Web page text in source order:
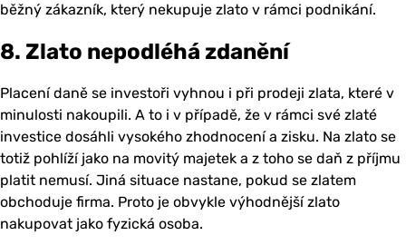
běžný zákazník, který nekupuje zlato v rámci podnikání.
8. Zlato nepodléhá zdanění
Placení daně se investoři vyhnou i při prodeji zlata, které v
minulosti nakoupili. A to i v případě, že v rámci své zlaté
investice dosáhli vysokého zhodnocení a zisku. Na zlato se
totiž pohlíží jako na movitý majetek a z toho se daň z příjmu
platit nemusí. Jiná situace nastane, pokud se zlatem
obchoduje firma. Proto je obvykle výhodnější zlato
nakupovat jako fyzická osoba.